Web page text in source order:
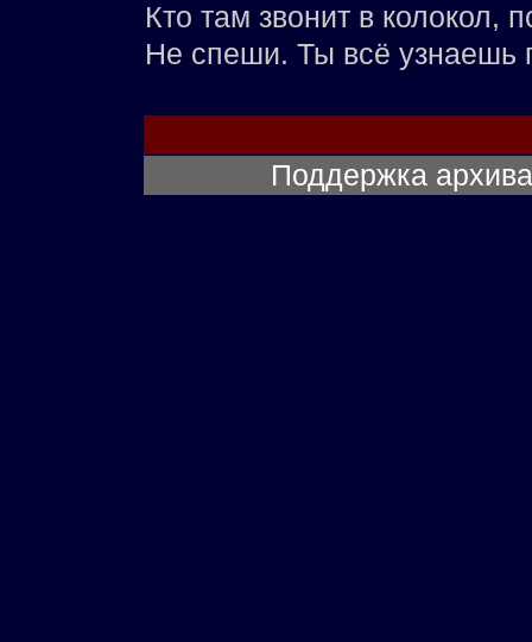
Кто там звонит в колокол,
Не спеши. Ты всё узнаешь
Поддержка